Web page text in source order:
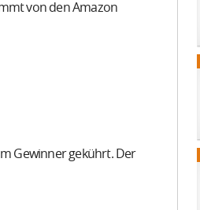
von den Amazon
Gewinner gekührt. Der